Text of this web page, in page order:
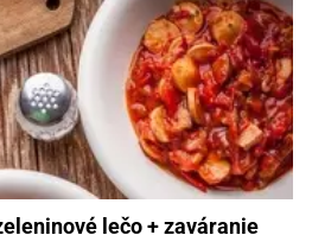
lečo + zaváranie